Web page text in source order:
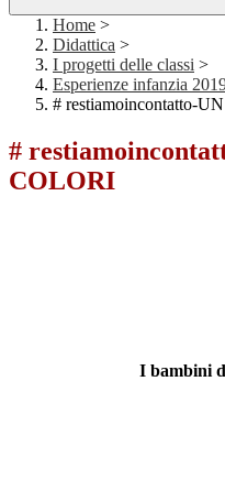
Home >
Didattica >
I progetti delle classi >
Esperienze infanzia
# restiamoincontatto-
#
COLORI
I bambini